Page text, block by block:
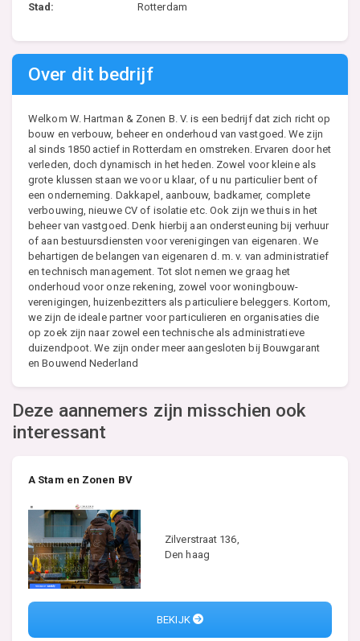
Stad: Rotterdam
Over dit bedrijf
Welkom W. Hartman & Zonen B. V. is een bedrijf dat zich richt op
bouw en verbouw, beheer en onderhoud van vastgoed. We zijn
al sinds 1850 actief in Rotterdam en omstreken. Ervaren door het
verleden, doch dynamisch in het heden. Zowel voor kleine als
grote klussen staan we voor u klaar, of u nu particulier bent of
een onderneming. Dakkapel, aanbouw, badkamer, complete
verbouwing, nieuwe CV of isolatie etc. Ook zijn we thuis in het
beheer van vastgoed. Denk hierbij aan ondersteuning bij verhuur
of aan bestuursdiensten voor verenigingen van eigenaren. We
behartigen de belangen van eigenaren d. m. v. van administratief
en technisch management. Tot slot nemen we graag het
onderhoud voor onze rekening, zowel voor woningbouw-
verenigingen, huizenbezitters als particuliere beleggers. Kortom,
we zijn de ideale partner voor particulieren en organisaties die
op zoek zijn naar zowel een technische als administratieve
duizendpoot. We zijn onder meer aangesloten bij Bouwgarant
en Bouwend Nederland
Deze aannemers zijn misschien ook
interessant
A Stam en Zonen BV
Zilverstraat 136,
Den haag
BEKIJK